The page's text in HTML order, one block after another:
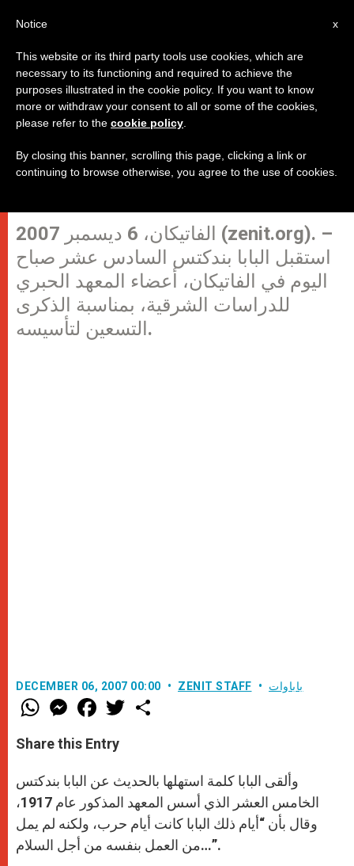
البابا يلتقي أعضاء المعهد الحبري
للدراسات الشرقية
الفاتيكان، 6 ديسمبر 2007 (zenit.org). –
استقبل البابا بندكتس السادس عشر صباح
اليوم في الفاتيكان، أعضاء المعهد الحبري
للدراسات الشرقية، بمناسبة الذكرى
التسعين لتأسيسه.
DECEMBER 06, 2007 00:00 ZENIT STAFF باباوات
W
h
t
s
p
p
M
e
s
e
g
e
r
F
a
e
b
o
k
w
Share this Entry
وألقى البابا كلمة استهلها بالحديث عن البابا بندكتس
الخامس العشر الذي أسس المعهد المذكور عام 1917،
وقال بأن “أيام ذلك البابا كانت أيام حرب، ولكنه لم يمل
من العمل بنفسه من أجل السلام…”.
x
Notice
This website or its third party tools use cookies, which are
necessary to its functioning and required to achieve the
purposes illustrated in the cookie policy. If you want to know
more or withdraw your consent to all or some of the cookies,
please refer to the cookie policy
By closing this banner, scrolling this page, clicking a link or
continuing to browse otherwise, you agree to the use of cookies.